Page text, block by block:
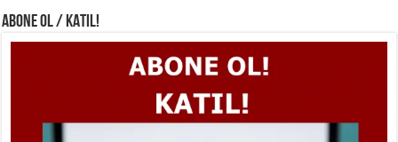
ABONE OL / KATIL!